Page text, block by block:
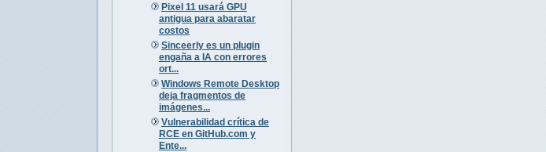
Pixel 11 usará GPU
antigua para abaratar
costos
Sinceerly es un plugin
engaña a IA con errores
ort...
Windows Remote Desktop
deja fragmentos de
imágenes...
Vulnerabilidad crítica de
RCE en GitHub.com y
Ente...